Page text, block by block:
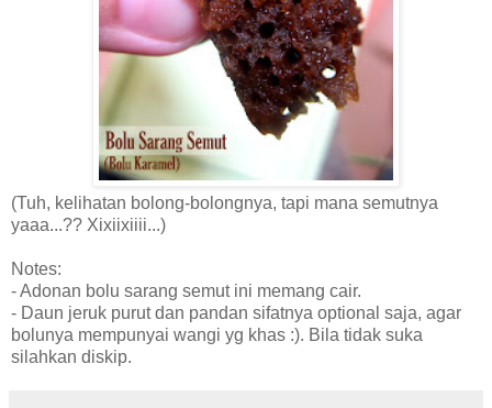
(Tuh, kelihatan bolong-bolongnya, tapi mana semutnya
yaaa...?? Xixiixiiii...)
Notes:
- Adonan bolu sarang semut ini memang cair.
- Daun jeruk purut dan pandan sifatnya optional saja, agar
bolunya mempunyai wangi yg khas :). Bila tidak suka
silahkan diskip.